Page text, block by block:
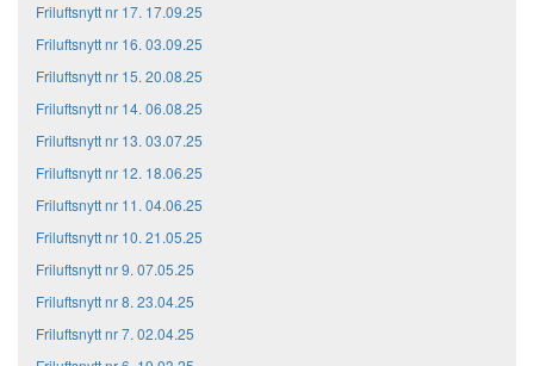
Friluftsnytt nr 17. 17.09.25
Friluftsnytt nr 16. 03.09.25
Friluftsnytt nr 15. 20.08.25
Friluftsnytt nr 14. 06.08.25
Friluftsnytt nr 13. 03.07.25
Friluftsnytt nr 12. 18.06.25
Friluftsnytt nr 11. 04.06.25
Friluftsnytt nr 10. 21.05.25
Friluftsnytt nr 9. 07.05.25
Friluftsnytt nr 8. 23.04.25
Friluftsnytt nr 7. 02.04.25